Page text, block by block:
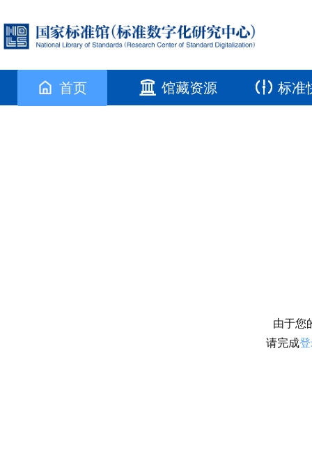
首页 馆藏资源 标准
由于您
请完成